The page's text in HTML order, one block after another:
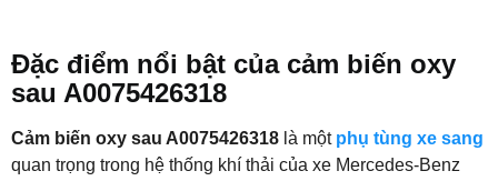
Đặc điểm nổi bật của cảm biến oxy
sau A0075426318
Cảm biến oxy sau A0075426318 là một phụ tùng xe sang
quan trọng trong hệ thống khí thải của xe Mercedes-Benz